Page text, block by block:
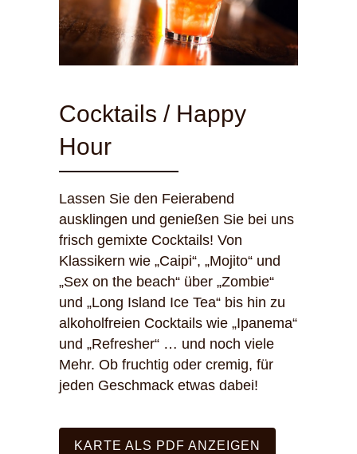
Cocktails / Happy
Hour
Lassen Sie den Feierabend
ausklingen und genießen Sie bei uns
frisch gemixte Cocktails! Von
Klassikern wie „Caipi“, „Mojito“ und
„Sex on the beach“ über „Zombie“
und „Long Island Ice Tea“ bis hin zu
alkoholfreien Cocktails wie „Ipanema“
und „Refresher“ … und noch viele
Mehr. Ob fruchtig oder cremig, für
jeden Geschmack etwas dabei!
KARTE ALS PDF ANZEIGEN